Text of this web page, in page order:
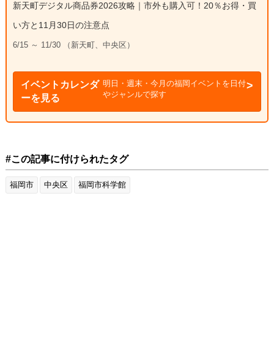
新天町デジタル商品券2026攻略｜市外も購入可！20％お得・買
い方と11月30日の注意点
6/15 ～ 11/30 （新天町、中央区）
イベントカレンダ
ーを見る
明日・週末・今月の福岡イベントを日付
やジャンルで探す
#この記事に付けられたタグ
福岡市 中央区 福岡市科学館